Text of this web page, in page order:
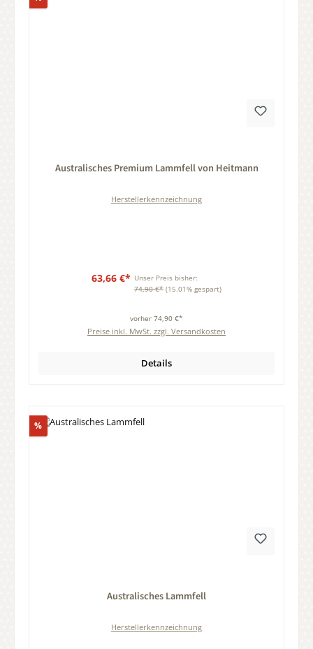
Australisches Premium Lammfell von Heitmann
Herstellerkennzeichnung
63,66 €* Unser Preis bisher:
74,90 €* (15.01% gespart)
vorher 74,90 €*
Preise inkl. MwSt. zzgl. Versandkosten
Details
%Rabatt
Australisches Lammfell
Herstellerkennzeichnung